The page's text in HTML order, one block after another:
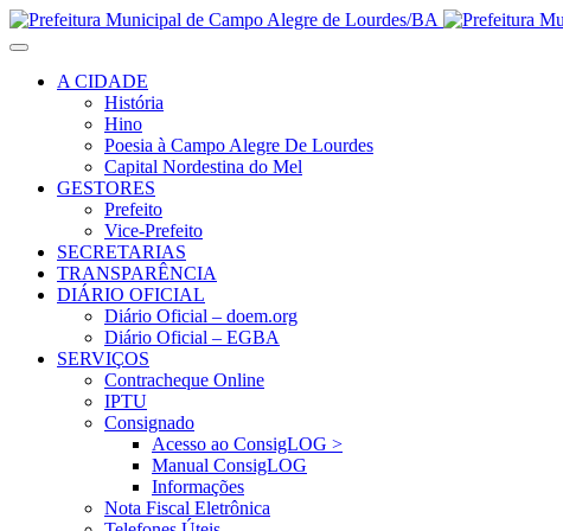
A CIDADE
História
Hino
Poesia à Campo Alegre De Lourdes
Capital Nordestina do Mel
GESTORES
Prefeito
Vice-Prefeito
SECRETARIAS
TRANSPARÊNCIA
DIÁRIO OFICIAL
Diário Oficial – doem.org
Diário Oficial – EGBA
SERVIÇOS
Contracheque Online
IPTU
Consignado
Acesso ao ConsigLOG >
Manual ConsigLOG
Informações
Nota Fiscal Eletrônica